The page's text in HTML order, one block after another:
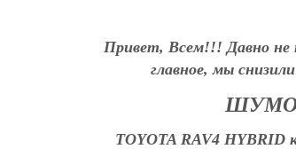
Привет, Всем!!! Давно не
главное, мы
TOYOTA RAV4 HYBRID